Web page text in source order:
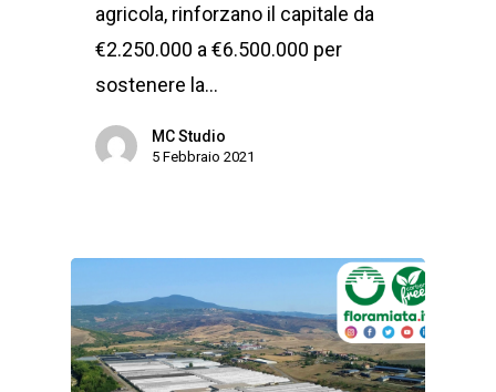
agricola, rinforzano il capitale da
€2.250.000 a €6.500.000 per
sostenere la…
MC Studio
5 Febbraio 2021